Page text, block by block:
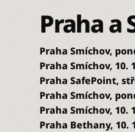
Praha a
Praha Smíchov,
Praha Smíchov, 10.
Praha SafePoint,
Praha Smíchov,
Praha Smíchov, 10.
Praha Bethany, 10.